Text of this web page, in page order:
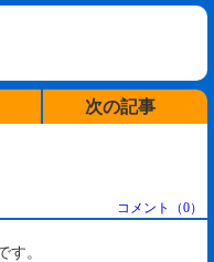
次の記事
コメント（0）
す。